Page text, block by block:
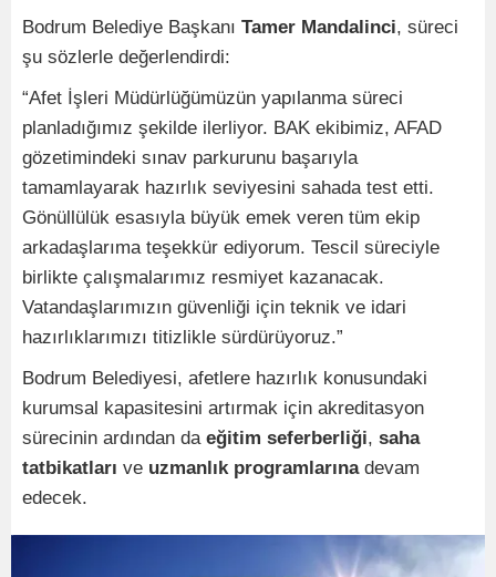
Bodrum Belediye Başkanı Tamer Mandalinci, süreci
şu sözlerle değerlendirdi:
“Afet İşleri Müdürlüğümüzün yapılanma süreci
planladığımız şekilde ilerliyor. BAK ekibimiz, AFAD
gözetimindeki sınav parkurunu başarıyla
tamamlayarak hazırlık seviyesini sahada test etti.
Gönüllülük esasıyla büyük emek veren tüm ekip
arkadaşlarıma teşekkür ediyorum. Tescil süreciyle
birlikte çalışmalarımız resmiyet kazanacak.
Vatandaşlarımızın güvenliği için teknik ve idari
hazırlıklarımızı titizlikle sürdürüyoruz.”
Bodrum Belediyesi, afetlere hazırlık konusundaki
kurumsal kapasitesini artırmak için akreditasyon
sürecinin ardından da eğitim seferberliği, saha
tatbikatları ve uzmanlık programlarınadevam
edecek.